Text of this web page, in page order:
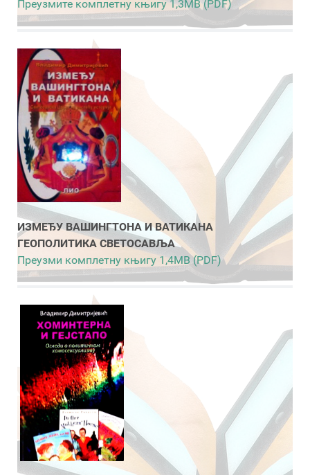
Преузмите комплетну књигу 1,3MB (PDF)
ИЗМЕЂУ ВАШИНГТОНА И ВАТИКАНА
ГЕОПОЛИТИКА СВЕТОСАВЉА
Преузми комплетну књигу 1,4MB (PDF)